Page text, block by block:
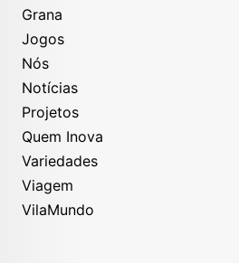
Grana
Jogos
Nós
Notícias
Projetos
Quem Inova
Variedades
Viagem
VilaMundo